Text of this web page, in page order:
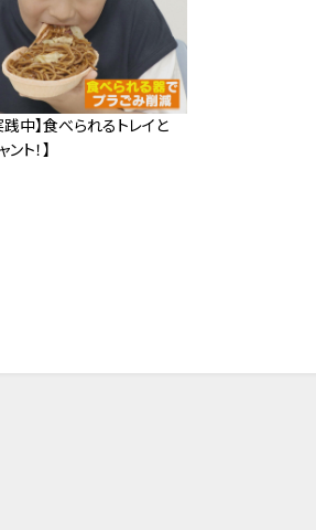
践中】食べられるトレイと
ント！】